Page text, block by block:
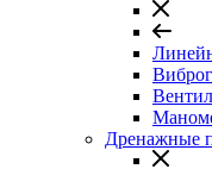
Дренажные